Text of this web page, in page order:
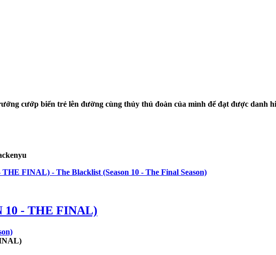
cướp biển trẻ lên đường cùng thủy thủ đoàn của mình để đạt được danh
10 - THE FINAL)